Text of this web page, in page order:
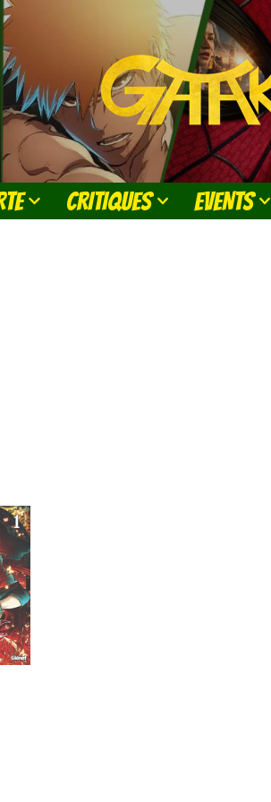
CRITIQUES EVENTS